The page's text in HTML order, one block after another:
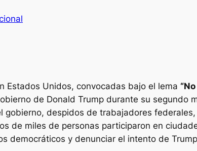
Estados Unidos, convocadas bajo el lema
de Donald Trump durante su segundo
gobierno, despidos de trabajadores
de miles de personas participaron en
democráticos y denunciar el intento de